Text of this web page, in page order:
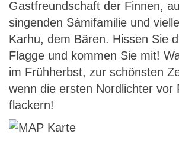
Gastfreundschaft der Finnen,
singenden Sámifamilie und
Karhu, dem Bären. Hissen Sie
Flagge und kommen Sie mit!
im Frühherbst, zur schönsten
wenn die ersten Nordlichter vor
flackern!